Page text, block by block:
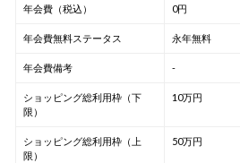
年会費（税込） 0円
年会費無料ステータス 永年無料
年会費備考 -
ショッピング総利用枠（下
限）
10万円
ショッピング総利用枠（上
限）
50万円